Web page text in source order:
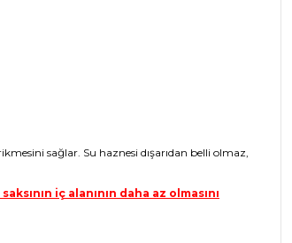
sağlar. Su haznesi dışarıdan belli olmaz,
iç alanının daha az olmasını